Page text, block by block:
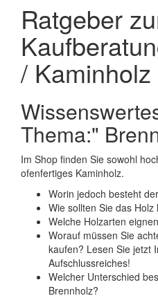
Ratgeber
/ Kaminholz
Thema:"
Im Shop finden Sie sowohl
ofenfertiges Kaminholz.
Worin jedoch besteht
Wie sollten Sie das Holz
Welche Holzarten
Worauf müssen Sie
kaufen? Lesen Sie jetzt
Aufschlussreiches!
Welcher Unterschied
Brennholz?